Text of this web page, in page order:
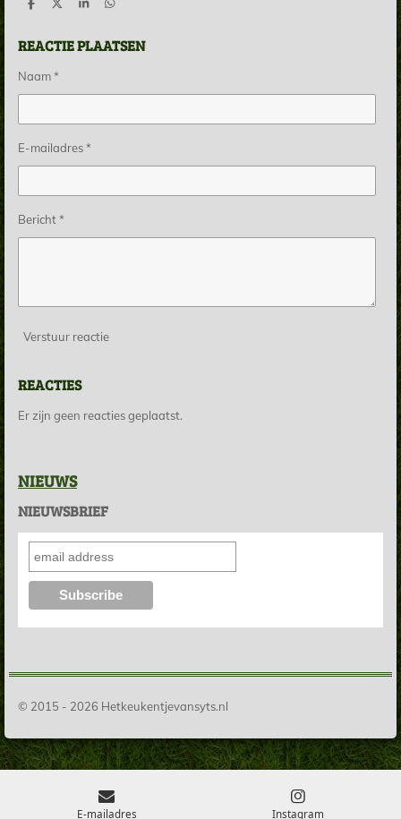
D
e
n
D
l
S
r
e
D
e
n
REACTIE PLAATSEN
Naam *
E-mailadres *
Bericht *
Verstuur reactie
REACTIES
Er zijn geen reacties geplaatst.
NIEUWS
NIEUWSBRIEF
© 2015 - 2026 Hetkeukentjevansyts.nl
E-mailadres Instagram